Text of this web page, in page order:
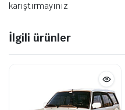
karıştırmayınız
İlgili ürünler